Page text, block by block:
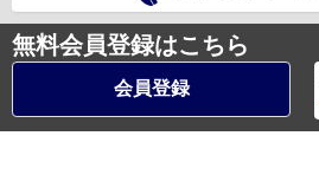
無料会員登録はこちら
会員登録